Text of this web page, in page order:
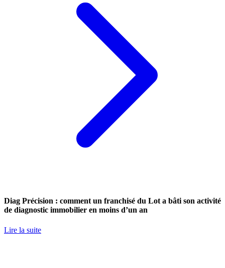
Diag Précision : comment un franchisé du Lot a bâti son activité
de diagnostic immobilier en moins d’un an
Lire la suite